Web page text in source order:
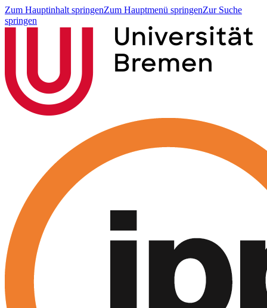
Zum Hauptinhalt springenZum Hauptmenü springenZur Suche
springen